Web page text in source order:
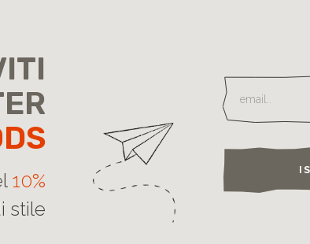
10%
stile